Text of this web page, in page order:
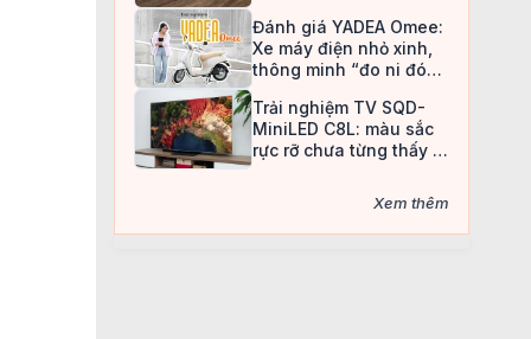
Đánh giá YADEA Omee:
Xe máy điện nhỏ xinh,
thông minh “đo ni đóng
Trải nghiệm TV SQD-
MiniLED C8L: màu sắc
rực rỡ chưa từng thấy ở
Xem thêm